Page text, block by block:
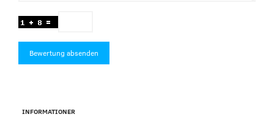
Bewertung absenden
INFORMATIONER